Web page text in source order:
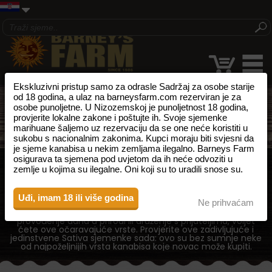
SATIVA CANNABIS
SJEMENKE
Tražite sjemenke Sativa cannabis? Pokrenite svoju strast s
našim stimulirajućim Sativa vrstama. Općenito su više i s
ispunjavanje dana energijom i inspiracijom – zasićuju osjetila
i otpuštaju spiritualne energije. Neka vas sočne Sativa
cannabis vrste pokrenu svojom smirujućim cerebralnim
osjetima, pretvarajući vaš dan u užitak. Savršene za
provođenje dana u prirodi ili druženje s prijateljima, voljet
ćete ove očaravajuće vrste. Provjerite ove zadivljujuće i
jedinstvene Sativa sjemenke sada: ovo su bez sumnje neke
od najpoželjnijih vrsta kanabisa koje novac može kupiti.
Ekskluzivni pristup samo za odrasle Sadržaj za osobe starije
od 18 godina, a ulaz na barneysfarm.com rezerviran je za
osobe punoljetne. U Nizozemskoj je punoljetnost 18 godina,
provjerite lokalne zakone i poštujte ih. Svoje sjemenke
marihuane šaljemo uz rezervaciju da se one neće koristiti u
sukobu s nacionalnim zakonima. Kupci moraju biti svjesni da
je sjeme kanabisa u nekim zemljama ilegalno. Barneys Farm
osigurava ta sjemena pod uvjetom da ih neće odvoziti u
zemlje u kojima su ilegalne. Oni koji su to uradili snose su.
Uđi, imam 18 ili više godina Ne prihvaćam